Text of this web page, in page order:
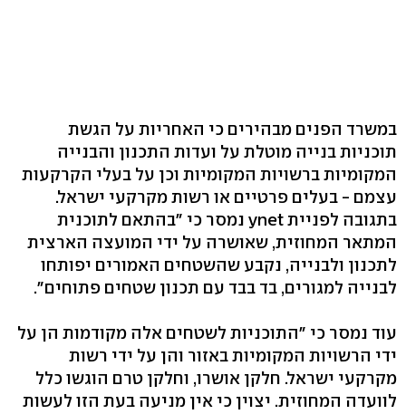
במשרד הפנים מבהירים כי האחריות על הגשת
תוכניות בנייה מוטלת על ועדות התכנון והבנייה
המקומיות ברשויות המקומיות וכן על בעלי הקרקעות
עצמם - בעלים פרטיים או רשות מקרקעי ישראל.
בתגובה לפניית ynet נמסר כי "בהתאם לתוכנית
המתאר המחוזית, שאושרה על ידי המועצה הארצית
לתכנון ולבנייה, נקבע שהשטחים האמורים יפותחו
לבנייה למגורים, בד בבד עם תכנון שטחים פתוחים".
עוד נמסר כי "התוכניות לשטחים אלה מקודמות הן על
ידי הרשויות המקומיות באזור והן על ידי רשות
מקרקעי ישראל. חלקן אושרו, וחלקן טרם הוגשו כלל
לוועדה המחוזית. יצוין כי אין מניעה בעת הזו לעשות